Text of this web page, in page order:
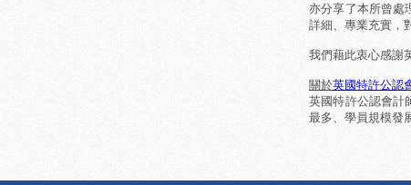
亦分享了本所曾處
詳細、專業充實，
我們藉此衷心感謝
關於英國特許公認
英國特許公認會計
最多、學員規模發